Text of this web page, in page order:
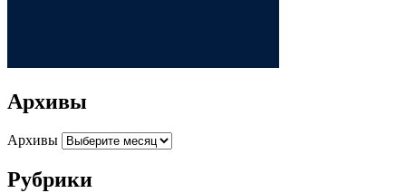
Архивы
Архивы
Рубрики